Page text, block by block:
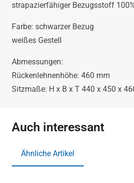
strapazierfähiger Bezugsstoff
Farbe: schwarzer Bezug
weißes Gestell
Abmessungen:
Rückenlehnenhöhe: 460 mm
Sitzmaße: H x B x T 440 x 450 x
Auch interessant
Ähnliche Artikel